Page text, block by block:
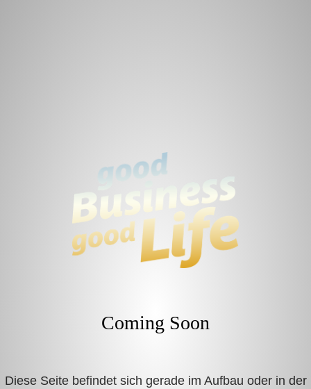
Coming Soon
Diese Seite befindet sich gerade im Aufbau oder in der